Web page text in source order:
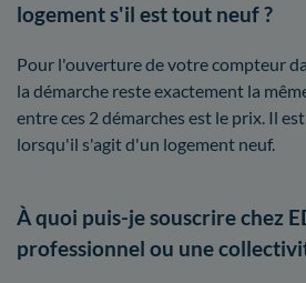
logement s'il est tout neuf ?
Pour l'ouverture de votre compteur
la démarche reste exactement la
entre ces 2 démarches est le prix. Il
lorsqu'il s'agit d'un logement neuf.
À quoi puis-je souscrire chez
professionnel ou une